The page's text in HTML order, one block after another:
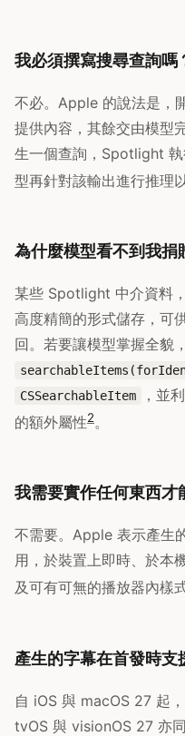
我必須撰寫搜尋查詢嗎
不必。Apple 的說法是，
提供內容，其餘交由模型
生一個查詢，Spotlight
型再針對該輸出進行推理
為什麼模型看不到我捐
某些 Spotlight 中介資料
高度精簡的形式儲存，可
回。若要讓模型掌握全貌
CSSearchableItem
，並
的額外屬性2。
我需要實作任何東西才
不需要。Apple 表示產生
用，於裝置上即時、於本
及可有可無的播放器內樣
產生的字幕在首發時支
自 iOS 與 macOS 27 起
tvOS 與 visionOS 27 亦